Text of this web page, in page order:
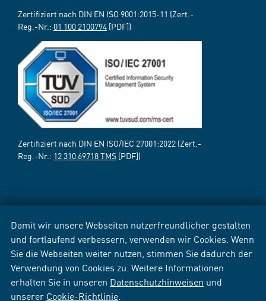
Damit wir unsere Webseiten nutzerfreundlicher gestalten
und fortlaufend verbessern, verwenden wir Cookies. Wenn
Sie die Webseiten weiter nutzen, stimmen Sie dadurch der
Verwendung von Cookies zu. Weitere Informationen
erhalten Sie in unseren Datenschutzhinweisen und
unserer Cookie-Richtlinie
Zertifiziert nach DIN EN ISO 9001:2015-11 (Zert.-
Reg.-Nr.: 01 100 2100794 [PDF])
Zertifiziert nach DIN EN ISO/IEC 27001:2022 (Zert.-
Reg.-Nr.: 12 310 69718 TMS [PDF])